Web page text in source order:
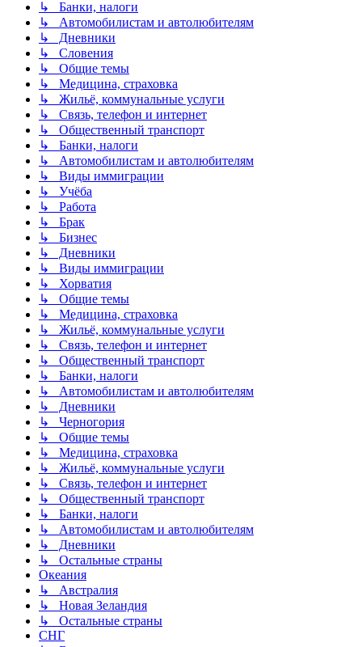
↳ Банки, налоги
↳ Автомобилистам и автолюбителям
↳ Дневники
↳ Словения
↳ Общие темы
↳ Медицина, страховка
↳ Жильё, коммунальные услуги
↳ Связь, телефон и интернет
↳ Общественный транспорт
↳ Банки, налоги
↳ Автомобилистам и автолюбителям
↳ Виды иммиграции
↳ Учёба
↳ Работа
↳ Брак
↳ Бизнес
↳ Дневники
↳ Виды иммиграции
↳ Хорватия
↳ Общие темы
↳ Медицина, страховка
↳ Жильё, коммунальные услуги
↳ Связь, телефон и интернет
↳ Общественный транспорт
↳ Банки, налоги
↳ Автомобилистам и автолюбителям
↳ Дневники
↳ Черногория
↳ Общие темы
↳ Медицина, страховка
↳ Жильё, коммунальные услуги
↳ Связь, телефон и интернет
↳ Общественный транспорт
↳ Банки, налоги
↳ Автомобилистам и автолюбителям
↳ Дневники
↳ Остальные страны
Океания
↳ Австралия
↳ Новая Зеландия
↳ Остальные страны
СНГ